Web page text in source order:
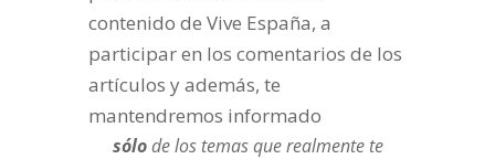
contenido de Vive España, a
participar en los comentarios de los
artículos y además, te
mantendremos informado
sólode los temas que realmente te